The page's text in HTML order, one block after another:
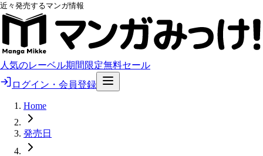
近々発売するマンガ情報
人気のレーベル期間限定無料セール
ログイン・会員登録
Home
発売日